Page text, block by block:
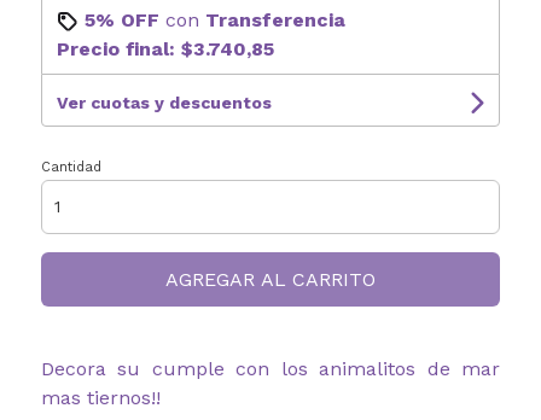
5% OFF con Transferencia
Precio final: $3.740,85
Ver cuotas y descuentos
Cantidad
AGREGAR AL CARRITO
Decora su cumple con los animalitos de mar
mas tiernos!!